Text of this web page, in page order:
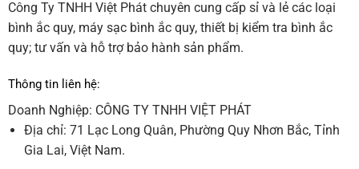
Công Ty TNHH Việt Phát chuyên cung cấp sỉ và lẻ các loại
bình ắc quy, máy sạc bình ắc quy, thiết bị kiểm tra bình ắc
quy; tư vấn và hỗ trợ bảo hành sản phẩm.
Thông tin liên hệ:
Doanh Nghiệp: CÔNG TY TNHH VIỆT PHÁT
Địa chỉ: 71 Lạc Long Quân, Phường Quy Nhơn Bắc, Tỉnh
Gia Lai, Việt Nam.